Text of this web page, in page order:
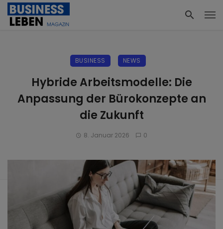
BUSINESS NEWS
Hybride Arbeitsmodelle: Die
Anpassung der Bürokonzepte an
die Zukunft
8. Januar 2026 0